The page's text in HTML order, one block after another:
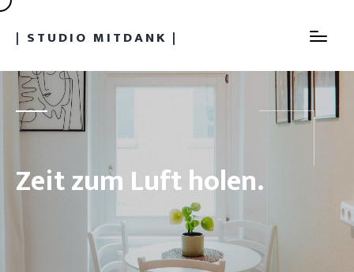
| STUDIO MITDANK |
Zeit zum Luft holen.